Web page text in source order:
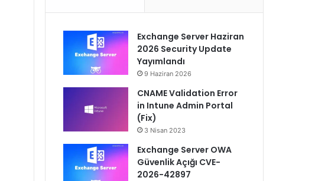
Exchange Server Haziran
2026 Security Update
Yayımlandı
9 Haziran 2026
CNAME Validation Error
in Intune Admin Portal
(Fix)
3 Nisan 2023
Exchange Server OWA
Güvenlik Açığı CVE-
2026-42897